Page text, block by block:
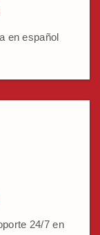
en español
24/7 en